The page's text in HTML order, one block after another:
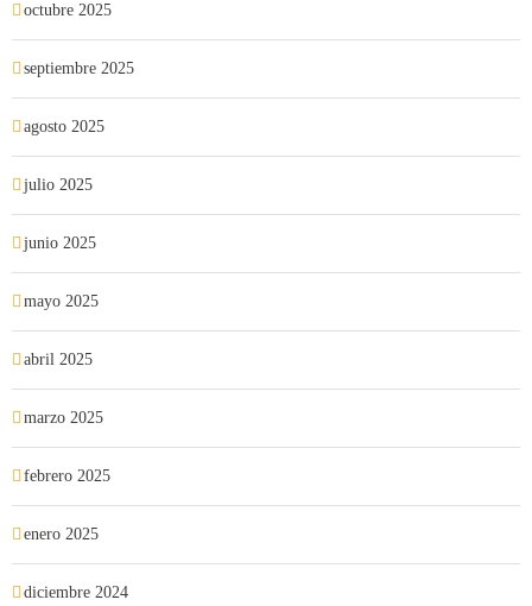
octubre 2025
septiembre 2025
agosto 2025
julio 2025
junio 2025
mayo 2025
abril 2025
marzo 2025
febrero 2025
enero 2025
diciembre 2024